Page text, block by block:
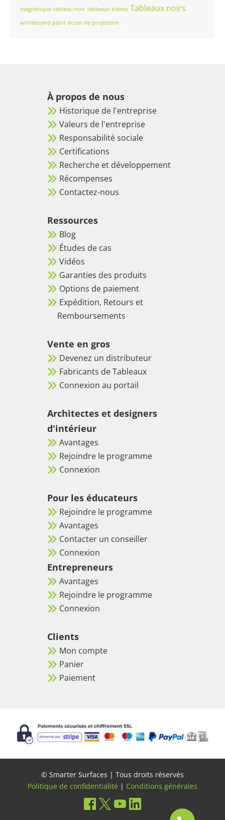
magnétique tableau noir tableaux blancs Tableaux noirs
whiteboard paint écran de projection
À propos de nous
Historique de l'entreprise
Valeurs de l'entreprise
Responsabilité sociale
Certifications
Recherche et développement
Récompenses
Contactez-nous
Ressources
Blog
Études de cas
Vidéos
Garanties des produits
Options de paiement
Expédition, Retours et
Remboursements
Vente en gros
Devenez un distributeur
Fabricants de Tableaux
Connexion au portail
Architectes et designers
d'intérieur
Avantages
Rejoindre le programme
Connexion
Pour les éducateurs
Rejoindre le programme
Avantages
Contacter un conseiller
Connexion
Entrepreneurs
Avantages
Rejoindre le programme
Connexion
Clients
Mon compte
Panier
Paiement
© Smarter Surfaces | Tous droits réservés
Politique de confidentialité | Conditions générales